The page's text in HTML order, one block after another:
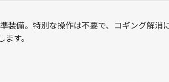
備。特別な操作は不要で、コギング解消
す。